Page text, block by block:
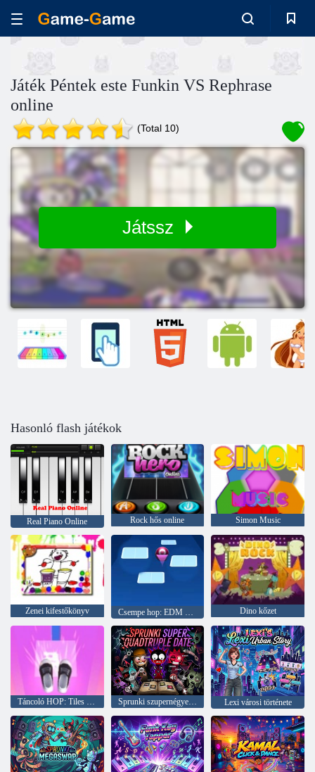
Játék Péntek este Funkin VS Rephrase
online
(Total 10)
Játssz
Hasonló flash játékok
Real Piano Online Rock hős online Simon Music
Zenei kifestőkönyv Dino kőzet
Táncoló HOP: Tiles Ball EDM Rush Sprunki szupernégyes randevú Lexi városi története